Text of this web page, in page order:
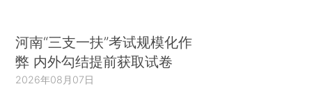
河南“三支一扶”考试规模化作
弊 内外勾结提前获取试卷
2026年08月07日